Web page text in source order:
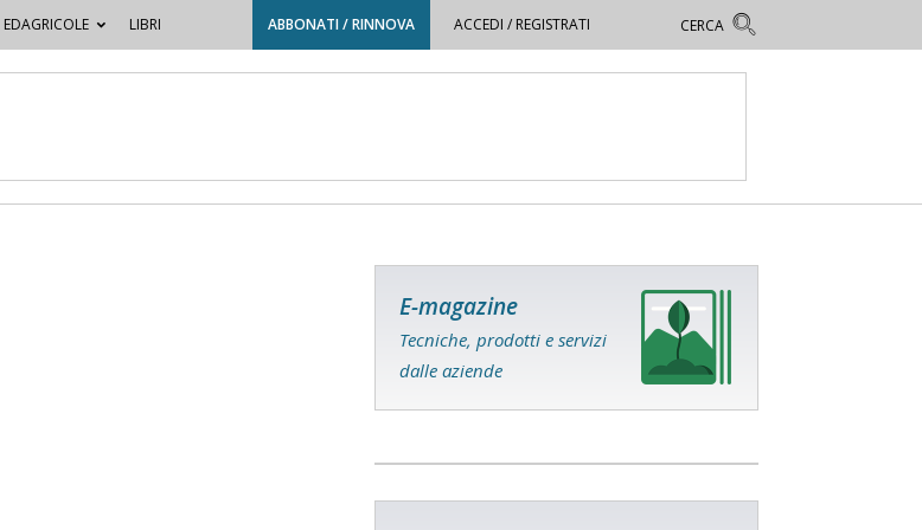
EDAGRICOLE LIBRI ABBONATI / RINNOVA ACCEDI / REGISTRATI
E-magazine
Tecniche, prodotti e servizi
dalle aziende